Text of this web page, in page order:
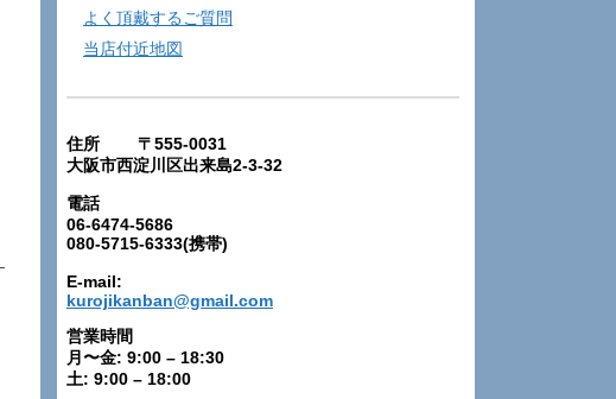
よく頂戴するご質問
当店付近地図
住所 〒555-0031
大阪市西淀川区出来島2-3-32
電話
06-6474-5686
080-5715-6333(携帯)
E-mail:
kurojikanban@gmail.com
営業時間
月〜金: 9:00 – 18:30
土: 9:00 – 18:00